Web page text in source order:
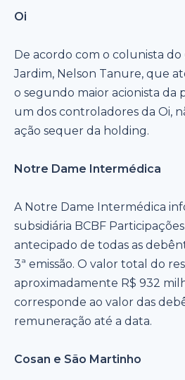
Oi
De acordo com o colunista do
Jardim, Nelson Tanure, que
o segundo maior acionista da
um dos controladores da Oi,
ação sequer da holding.
Notre Dame Intermédica
A Notre Dame Intermédica
subsidiária BCBF
antecipado de todas as
3ª emissão. O valor total do
aproximadamente R$ 932
corresponde ao valor das
remuneração até a data.
Cosan e São Martinho